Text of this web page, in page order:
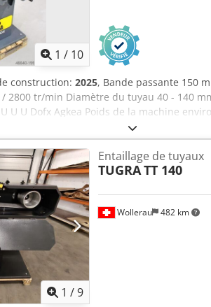
1 / 10
construction: 2025, Bande passante 150
2800 tr/min Diamètre du tuyau 40 - 140
U U Dofx Agkea Poids de la machine
utilisé (!!) Prix neuf environ 6 500 euros
- ?v=LXP09NFTnlw&t=1s Le FALKEN PN
pour meuler les extrémités de tubes et
robuste - permet des encoches
de protection - 2x vitesses de
d'URGENCE - La bande abrasive peut
l'étau vers la droite – gauche, avant et
latéral - Orientation de meulage
76-90-114 mm) * Autres dimensions
1 /9
Wollerau 482 km
Entaillage de tuyaux
TUGRATT 140